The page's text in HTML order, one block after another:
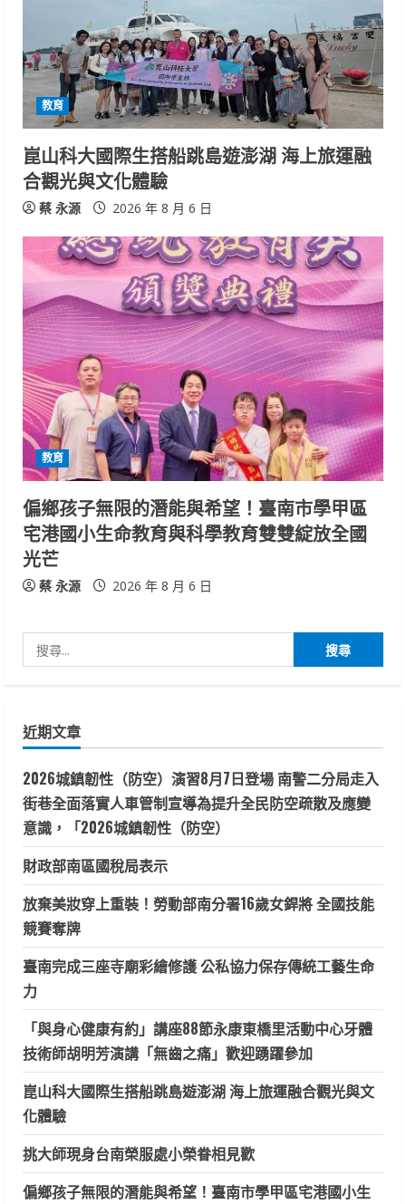
教育
崑山科大國際生搭船跳島遊澎湖 海上旅運融
合觀光與文化體驗
蔡 永源 2026 年 8 月 6 日
教育
偏鄉孩子無限的潛能與希望！臺南市學甲區
宅港國小生命教育與科學教育雙雙綻放全國
光芒
蔡 永源 2026 年 8 月 6 日
尋
字:
近期文章
2026城鎮韌性（防空）演習8月7日登場 南警二分局走入
街巷全面落實人車管制宣導為提升全民防空疏散及應變
意識，「2026城鎮韌性（防空）
財政部南區國稅局表示
放棄美妝穿上重裝！勞動部南分署16歲女銲將 全國技能
競賽奪牌
臺南完成三座寺廟彩繪修護 公私協力保存傳統工藝生命
力
「與身心健康有約」講座88節永康東橋里活動中心牙體
技術師胡明芳演講「無齒之痛」歡迎踴躍參加
崑山科大國際生搭船跳島遊澎湖 海上旅運融合觀光與文
化體驗
挑大師現身台南榮服處小榮眷相見歡
偏鄉孩子無限的潛能與希望！臺南市學甲區宅港國小生